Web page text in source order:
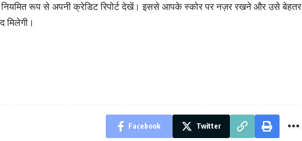
रूप से अपनी क्रेडिट रिपोर्ट देखें। इससे आपके स्कोर पर नज़र रखने और उसे बेहतर
मिलेगी।
Facebook Twitter